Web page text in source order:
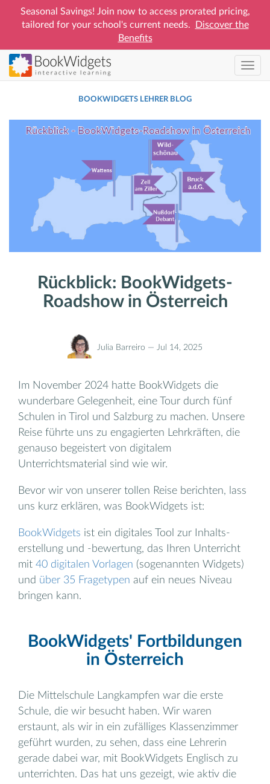
Seasonal Savings! Join now to access prorated pricing,
tailored for your school's current needs.
Discover the
Benefits
Zum
Hauptinhalt
ein/
BOOKWIDGETS LEHRER BLOG
Rückblick: BookWidgets-
Roadshow in Österreich
Julia Barreiro — Jul 14, 2025
Im November 2024 hatte BookWidgets die
wunderbare Gelegenheit, eine Tour durch fünf
Schulen in Tirol und Salzburg zu machen. Unsere
Reise führte uns zu engagierten Lehrkräften, die
genauso begeistert von digitalem
Unterrichtsmaterial sind wie wir.
Bevor wir von unserer tollen Reise berichten, lass
uns kurz erklären, was BookWidgets ist:
BookWidgets ist ein digitales Tool zur Inhalts-
erstellung und -bewertung, das Ihren Unterricht
mit 40 digitalen Vorlagen (sogenannten Widgets)
und über 35 Fragetypen auf ein neues Niveau
bringen kann.
BookWidgets' Fortbildungen
in Österreich
Die Mittelschule Langkampfen war die erste
Schule, die wir besucht haben. Wir waren
erstaunt, als wir in ein zufälliges Klassenzimmer
geführt wurden, zu sehen, dass eine Lehrerin
gerade dabei war, mit BookWidgets Englisch zu
unterrichten. Das hat uns gezeigt, wie aktiv die